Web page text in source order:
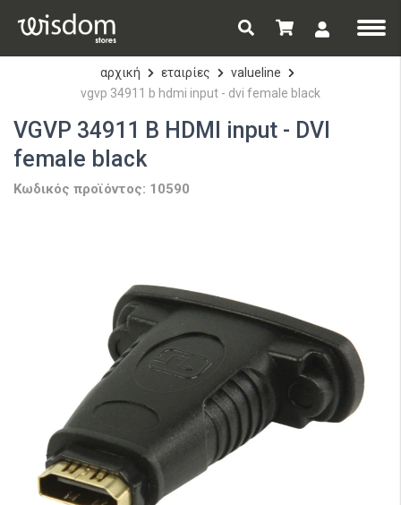
αρχική εταιρίες
valueline
vgvp 34911 b hdmi input - dvi female black
VGVP 34911 B HDMI input - DVI
female black
Κωδικός προϊόντος: 10590